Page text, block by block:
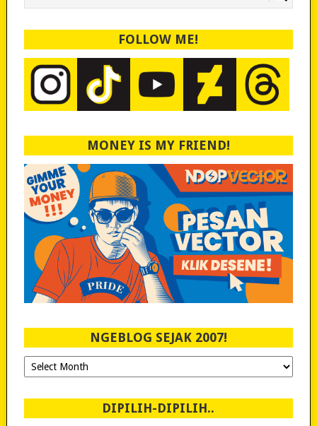
FOLLOW ME!
MONEY IS MY FRIEND!
NGEBLOG SEJAK 2007!
Ngeblog
Sejak
DIPILIH-DIPILIH..